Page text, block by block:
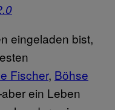
eingeladen bist,
Fischer, Böhse
ein Leben